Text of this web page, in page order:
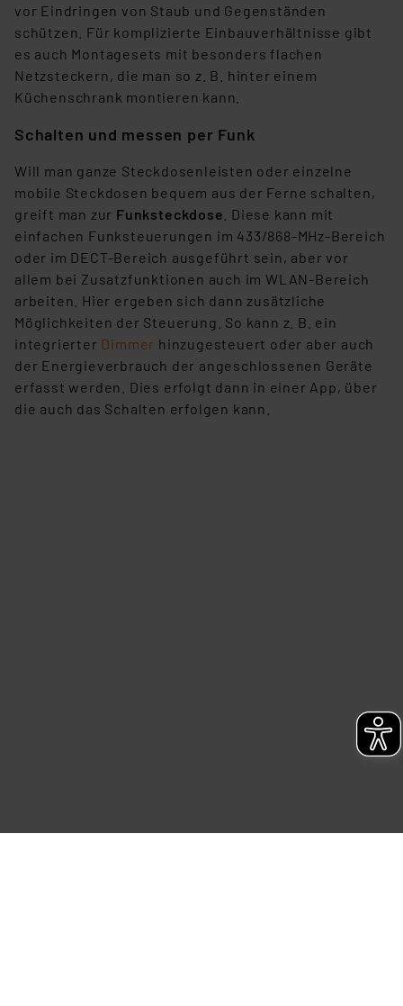
vor Eindringen von Staub und Gegenständen
schützen. Für komplizierte Einbauverhältnisse gibt
es auch Montagesets mit besonders flachen
Netzsteckern, die man so z. B. hinter einem
Küchenschrank montieren kann.
Schalten und messen per Funk
Will man ganze Steckdosenleisten oder einzelne
mobile Steckdosen bequem aus der Ferne schalten,
greift man zur Funksteckdose . Diese kann mit
einfachen Funksteuerungen im 433/868-MHz-Bereich
oder im DECT-Bereich ausgeführt sein, aber vor
allem bei Zusatzfunktionen auch im WLAN-Bereich
arbeiten. Hier ergeben sich dann zusätzliche
Möglichkeiten der Steuerung. So kann z. B. ein
integrierter Dimmer hinzugesteuert oder aber auch
der Energieverbrauch der angeschlossenen Geräte
erfasst werden. Dies erfolgt dann in einer App, über
die auch das Schalten erfolgen kann.